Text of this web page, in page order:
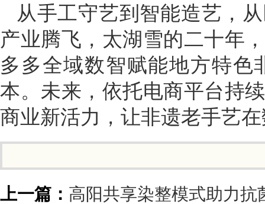
从手工守艺到智能造艺，
产业腾飞，太湖雪的二十年
多多全域数智赋能地方特色
本。未来，依托电商平台持
商业新活力，让非遗老手艺
上一篇： 高阳共享染整模式助力